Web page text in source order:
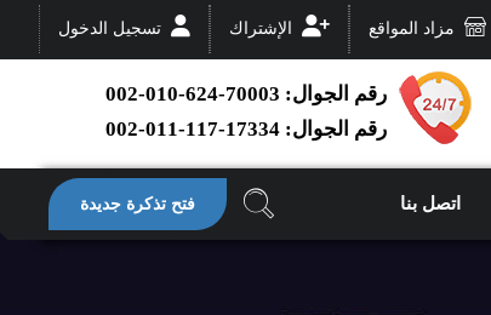
مزاد المواقع الإشتراك تسجيل الدخول
رقم الجوال: 70003-624-010-002
رقم الجوال: 17334-117-011-002
اتصل بنا فتح تذكرة جديدة